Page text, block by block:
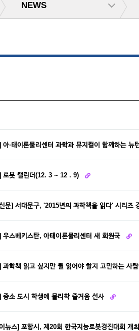
NEWS
아·태이론물리센터 과학과 뮤지컬이 함께하는 뉴
로봇 캘린더(12. 3 ~ 12 . 9)
문] 서대문구, '2015년의 과학책을 읽다' 시리즈
우스베키스탄, 아태이론물리센터 새 회원국
과학책 읽고 싶지만 뭘 읽어야 할지 고민하는 사
중소 도시 학생에 물리학 즐거움 선사
뉴스] 포항시, 제20회 한국지능로봇경진대회 개최